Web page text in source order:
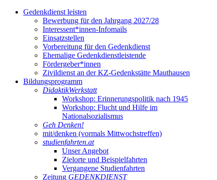
Gedenkdienst leisten
Bewerbung für den Jahrgang 2027/28
Interessent*innen-Infomails
Einsatzstellen
Vorbereitung für den Gedenkdienst
Ehemalige Gedenkdienstleistende
Fördergeber*innen
Zivildienst an der KZ-Gedenkstätte Mauthausen
Bildungsprogramm
DidaktikWerkstatt
Workshop: Erinnerungspolitik nach 1945
Workshop: Flucht und Hilfe im
Nationalsozialismus
Geh Denken!
mit/denken (vormals Mittwochstreffen)
studienfahrten.at
Unser Angebot
Zielorte und Beispielfahrten
Vergangene Studienfahrten
Zeitung GEDENKDIENST